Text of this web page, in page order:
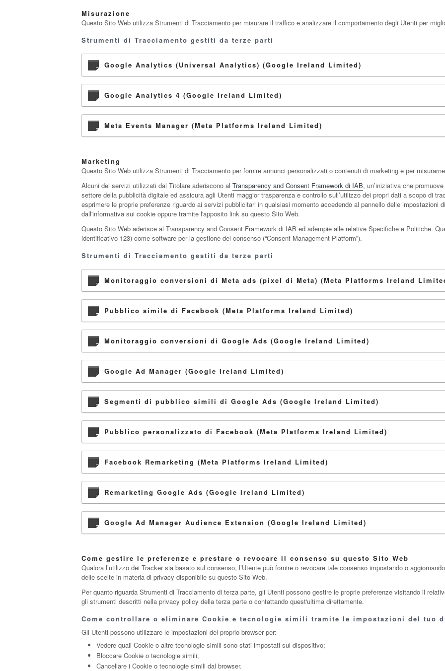
Misurazione
Questo Sito Web utilizza Strumenti di Tracciamento per misurare il traffico e analizzare il comportamento degli Utenti per
Strumenti di Tracciamento gestiti da terze parti
Google Analytics (Universal Analytics) (Google Ireland Limited)
Google Analytics 4 (Google Ireland Limited)
Meta Events Manager (Meta Platforms Ireland Limited)
Marketing
Questo Sito Web utilizza Strumenti di Tracciamento per fornire annunci personalizzati o contenuti di marketing e per
Alcuni dei servizi utilizzati dal Titolare aderiscono alTransparency and Consent Framework di IAB, un’iniziativa che
settore della pubblicità digitale ed assicura agli Utenti maggior trasparenza e controllo sull’utilizzo dei propri dati a scopo di
esprimere le proprie preferenze riguardo ai servizi pubblicitari in qualsiasi momento accedendo al pannello delle impostazioni
dall'informativa sui cookie oppure tramite l'apposito link su questo Sito Web.
Questo Sito Web aderisce al Transparency and Consent Framework di IAB ed adempie alle relative Specifiche e Politiche.
identificativo 123) come software per la gestione del consenso (“Consent Management Platform”).
Strumenti di Tracciamento gestiti da terze parti
Monitoraggio conversioni di Meta ads (pixel di Meta) (Meta Platforms Ireland
Pubblico simile di Facebook (Meta Platforms Ireland Limited)
Monitoraggio conversioni di Google Ads (Google Ireland Limited)
Google Ad Manager (Google Ireland Limited)
Segmenti di pubblico simili di Google Ads (Google Ireland Limited)
Pubblico personalizzato di Facebook (Meta Platforms Ireland Limited)
Facebook Remarketing (Meta Platforms Ireland Limited)
Remarketing Google Ads (Google Ireland Limited)
Google Ad Manager Audience Extension (Google Ireland Limited)
Come gestire le preferenze e prestare o revocare il consenso su questo Sito Web
Qualora l’utilizzo dei Tracker sia basato sul consenso, l’Utente può fornire o revocare tale consenso impostando o
delle scelte in materia di privacy disponibile su questo Sito Web.
Per quanto riguarda Strumenti di Tracciamento di terza parte, gli Utenti possono gestire le proprie preferenze visitando il
gli strumenti descritti nella privacy policy della terza parte o contattando quest'ultima direttamente.
Come controllare o eliminare Cookie e tecnologie simili tramite le impostazioni del tuo
Gli Utenti possono utilizzare le impostazioni del proprio browser per:
Vedere quali Cookie o altre tecnologie simili sono stati impostati sul dispositivo;
Bloccare Cookie o tecnologie simili;
Cancellare i Cookie o tecnologie simili dal browser.